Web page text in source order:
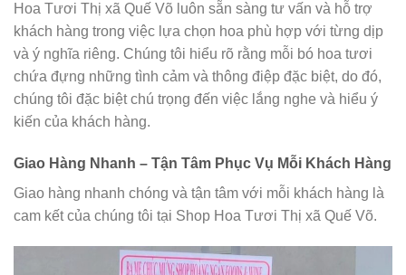
Hoa Tươi Thị xã Quế Võ luôn sẵn sàng tư vấn và hỗ trợ
khách hàng trong việc lựa chọn hoa phù hợp với từng dịp
và ý nghĩa riêng. Chúng tôi hiểu rõ rằng mỗi bó hoa tươi
chứa đựng những tình cảm và thông điệp đặc biệt, do đó,
chúng tôi đặc biệt chú trọng đến việc lắng nghe và hiểu ý
kiến của khách hàng.
Giao Hàng Nhanh – Tận Tâm Phục Vụ Mỗi Khách Hàng
Giao hàng nhanh chóng và tận tâm với mỗi khách hàng là
cam kết của chúng tôi tại Shop Hoa Tươi Thị xã Quế Võ.